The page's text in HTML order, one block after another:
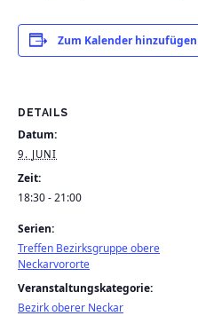
Zum Kalender hinzufügen
DETAILS
Datum:
9. JUNI
Zeit:
18:30 - 21:00
Serien:
Treffen Bezirksgruppe obere
Neckarvororte
Veranstaltungskategorie:
Bezirk oberer Neckar